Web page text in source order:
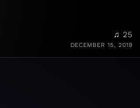
♫ 25
DECEMBER 15, 2019